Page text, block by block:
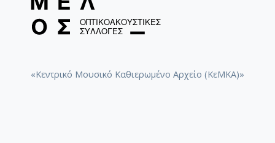
«Κεντρικό Μουσικό Καθιερωμένο Αρχείο (ΚεΜΚΑ)»